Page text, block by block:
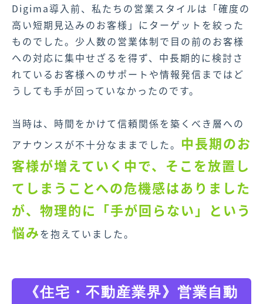
Digima導入前、私たちの営業スタイルは「確度の
高い短期見込みのお客様」にターゲットを絞った
ものでした。少人数の営業体制で目の前のお客様
への対応に集中せざるを得ず、中長期的に検討さ
れているお客様へのサポートや情報発信まではど
うしても手が回っていなかったのです。
当時は、時間をかけて信頼関係を築くべき層への
アナウンスが不十分なままでした。 中長期のお
客様が増えていく中で、そこを放置し
てしまうことへの危機感はありました
が、物理的に「手が回らない」という
悩みを抱えていました。
《住宅・不動産業界》営業自動